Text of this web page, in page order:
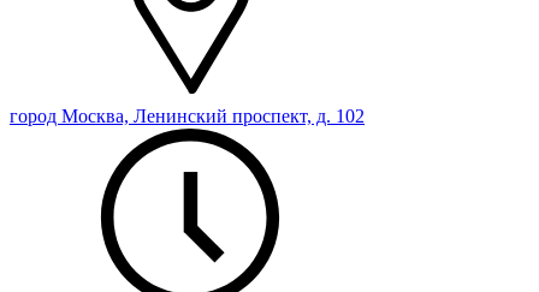
город Москва, Ленинский проспект, д. 102